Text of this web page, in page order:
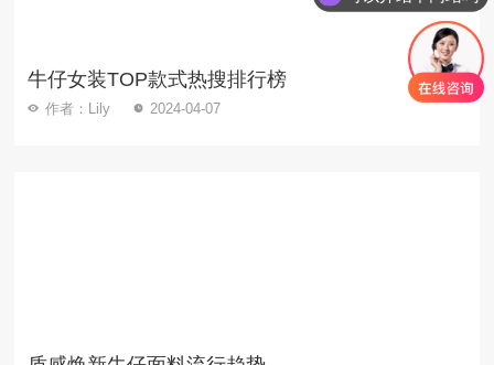
牛仔女装TOP款式热搜排行榜
作者：Lily 2024-04-07